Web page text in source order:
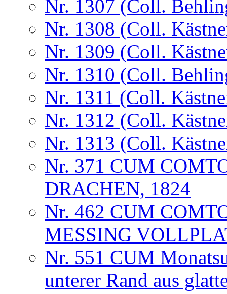
Nr. 1307 (Coll.
Nr. 1308 (Coll.
Nr. 1309 (Coll.
Nr. 1310 (Coll.
Nr. 1311 (Coll.
Nr. 1312 (Coll.
Nr. 1313 (Coll.
Nr. 371 CUM
DRACHEN, 1824
Nr. 462 CUM
MESSING
Nr. 551 CUM
unterer Rand aus